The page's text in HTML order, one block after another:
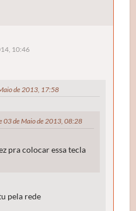
10:46
de 2013, 17:58
03 de Maio de 2013, 08:28
pra colocar essa tecla
pela rede